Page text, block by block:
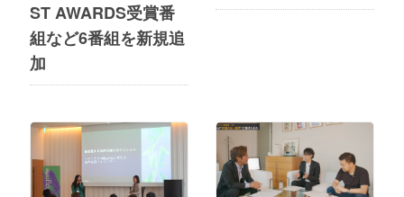
ST AWARDS受賞番
組など6番組を新規追
加